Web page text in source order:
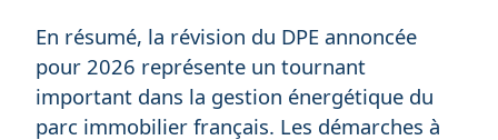
En résumé, la révision du DPE annoncée
pour 2026 représente un tournant
important dans la gestion énergétique du
parc immobilier français. Les démarches à